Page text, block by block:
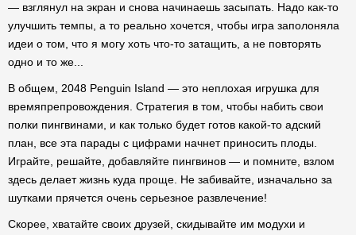
— взглянул на экран и снова начинаешь засыпать. Надо как-то
улучшить темпы, а то реально хочется, чтобы игра заполоняла
идеи о том, что я могу хоть что-то затащить, а не повторять
одно и то же...
В общем, 2048 Penguin Island — это неплохая игрушка для
времяпрепровождения. Стратегия в том, чтобы набить свои
полки пингвинами, и как только будет готов какой-то адский
план, все эта парады с цифрами начнет приносить плоды.
Играйте, решайте, добавляйте пингвинов — и помните, взлом
здесь делает жизнь куда проще. Не забивайте, изначально за
шутками прячется очень серьезное развлечение!
Скорее, хватайте своих друзей, скидывайте им модухи и